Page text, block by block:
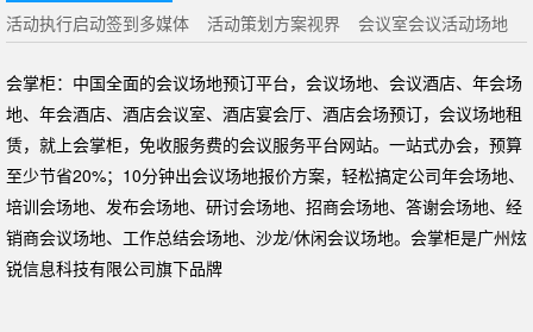
活动执行启动签到多媒体
活动策划方案视界 会议室会议活动场地
会掌柜：中国全面的会议场地预订平台，会议场地、会议酒店、年会场
地、年会酒店、酒店会议室、酒店宴会厅、酒店会场预订，会议场地租
赁，就上会掌柜，免收服务费的会议服务平台网站。一站式办会，预算
至少节省20%；10分钟出会议场地报价方案，轻松搞定公司年会场地、
培训会场地、发布会场地、研讨会场地、招商会场地、答谢会场地、经
销商会议场地、工作总结会场地、沙龙/休闲会议场地。会掌柜是广州炫
锐信息科技有限公司旗下品牌